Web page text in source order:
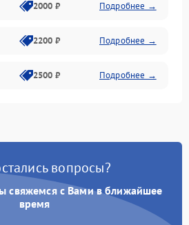
2000 ₽ Подробнее →
2200 ₽ Подробнее →
2500 ₽ Подробнее →
вопросы?
свяжемся с Вами в ближайшее
время